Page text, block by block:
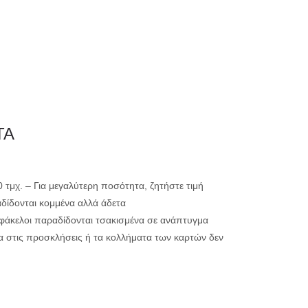
τμχ. – Για μεγαλύτερη ποσότητα, ζητήστε τιμή
κομμένα αλλά άδετα
παραδίδονται τσακισμένα σε ανάπτυγμα
στις προσκλήσεις ή τα κολλήματα των καρτών δεν